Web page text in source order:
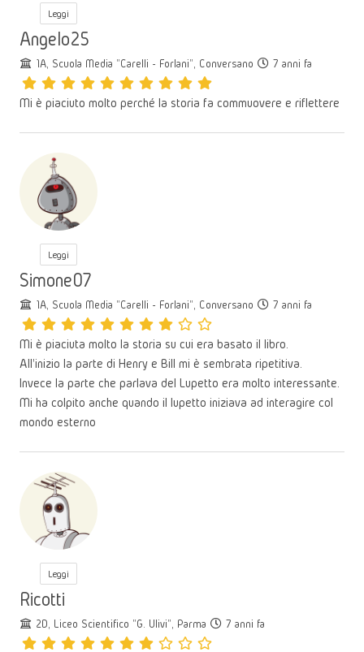
Leggi
Angelo25
1A, Scuola Media "Carelli - Forlani", Conversano 7 anni fa
Mi è piaciuto molto perché la storia fa commuovere e riflettere
Leggi
Simone07
1A, Scuola Media "Carelli - Forlani", Conversano 7 anni fa
Mi è piaciuta molto la storia su cui era basato il libro.
All'inizio la parte di Henry e Bill mi è sembrata ripetitiva.
Invece la parte che parlava del Lupetto era molto interessante.
Mi ha colpito anche quando il lupetto iniziava ad interagire col
mondo esterno
Leggi
Ricotti
2D, Liceo Scientifico "G. Ulivi", Parma 7 anni fa